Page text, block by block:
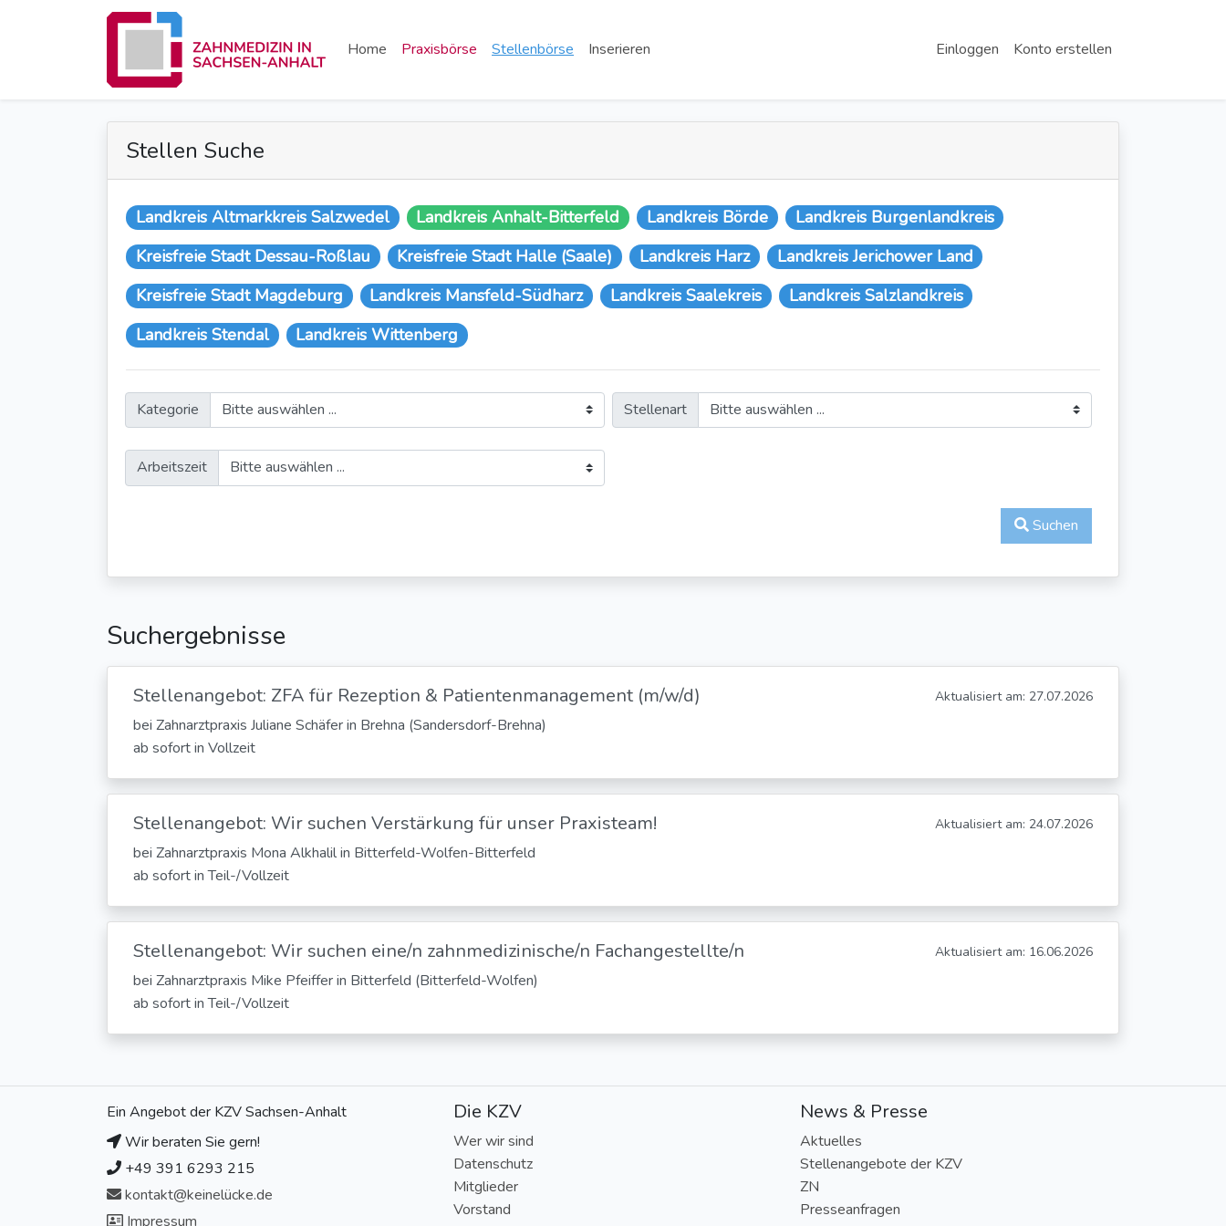
Home Praxisbörse Stellenbörse Inserieren Einloggen Konto erstellen
Stellen Suche
Landkreis Altmarkkreis Salzwedel Landkreis Anhalt-Bitterfeld Landkreis Börde
Landkreis Burgenlandkreis
Kreisfreie Stadt Dessau-Roßlau
Kreisfreie Stadt Halle (Saale) Landkreis Harz
Landkreis Jerichower Land
Kreisfreie Stadt Magdeburg
Landkreis Mansfeld-Südharz Landkreis Saalekreis
Landkreis Salzlandkreis
Landkreis Stendal
Landkreis Wittenberg
Kategorie Stellenart
Arbeitszeit
Suchen
Suchergebnisse
Stellenangebot: ZFA für Rezeption & Patientenmanagement (m/w/d)
bei Zahnarztpraxis Juliane Schäfer in Brehna (Sandersdorf-Brehna)
ab sofort in Vollzeit
Aktualisiert am: 27.07.2026
Stellenangebot: Wir suchen Verstärkung für unser Praxisteam!
bei Zahnarztpraxis Mona Alkhalil in Bitterfeld-Wolfen-Bitterfeld
ab sofort in Teil-/Vollzeit
Aktualisiert am: 24.07.2026
Stellenangebot: Wir suchen eine/n zahnmedizinische/n Fachangestellte/n
bei Zahnarztpraxis Mike Pfeiffer in Bitterfeld (Bitterfeld-Wolfen)
ab sofort in Teil-/Vollzeit
Aktualisiert am: 16.06.2026
Ein Angebot der KZV Sachsen-Anhalt
Wir beraten Sie gern!
+49 391 6293 215
kontakt@keinelücke.de
Impressum
Die KZV
Wer wir sind
Datenschutz
Mitglieder
Vorstand
News & Presse
Aktuelles
Stellenangebote der KZV
ZN
Presseanfragen